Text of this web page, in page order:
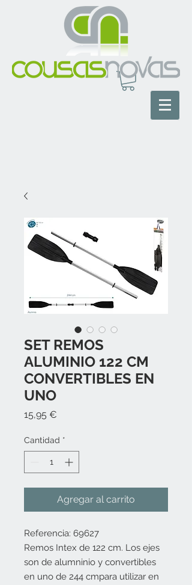
SET REMOS
ALUMINIO 122 CM
CONVERTIBLES EN
UNO
15,95 €
Cantidad *
Agregar al carrito
Referencia: 69627
Remos Intex de 122 cm. Los ejes
son de alumninio y convertibles
en uno de 244 cmpara utilizar en